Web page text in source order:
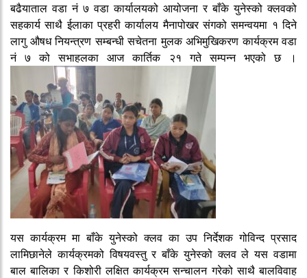
बढैयाताल वडा नं ७ वडा कार्यालयको आयोजना र बाँके युनेस्को क्लवको
सहकार्य साथै ईलाका प्रहरी कार्यालय मैनापोखर संगको समन्वयमा १ दिने
लागु औषध नियन्त्रण सम्बन्धी सचेतना मुलक अभिमुखिकरण कार्यक्रम वडा
नं ७ को सभाहलका आज कार्तिक २१ गते सम्पन्न भएको छ ।
यस कार्यक्रम मा बाँके युनेस्को क्लव का उप निर्देशक गोविन्द प्रसाद
लामिछानेले कार्यक्रमको विषयवस्तु र बाँके युनेस्को क्लव ले यस वडामा
बाल बालिका र किशोरी लक्षित कार्यक्रम सन्चालन गरेको साथै बालविवाह